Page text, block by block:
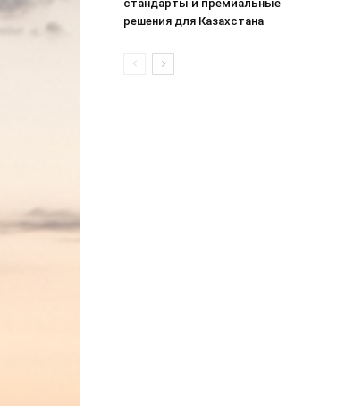
стандарты и премиальные
решения для Казахстана